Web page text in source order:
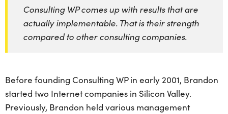
Consulting WP comes up with results that are
actually implementable. That is their strength
compared to other consulting companies.
Before founding Consulting WP in early 2001, Brandon
started two Internet companies in Silicon Valley.
Previously, Brandon held various management